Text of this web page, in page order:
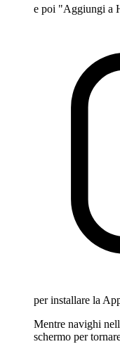
e poi "Aggiungi a
per installare la
Mentre navighi
schermo per